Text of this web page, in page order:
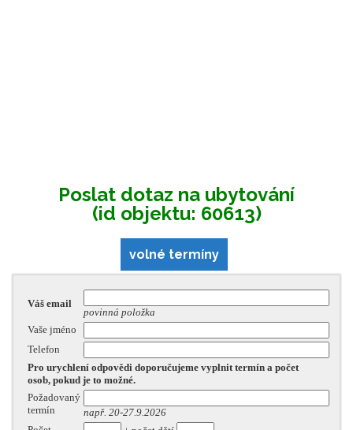
Poslat dotaz na ubytování
(id objektu: 60613)
volné termíny